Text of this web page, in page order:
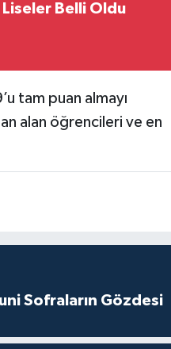
Liseler Belli Oldu
tam puan almayı
alan öğrencileri ve en
Sofraların Gözdesi